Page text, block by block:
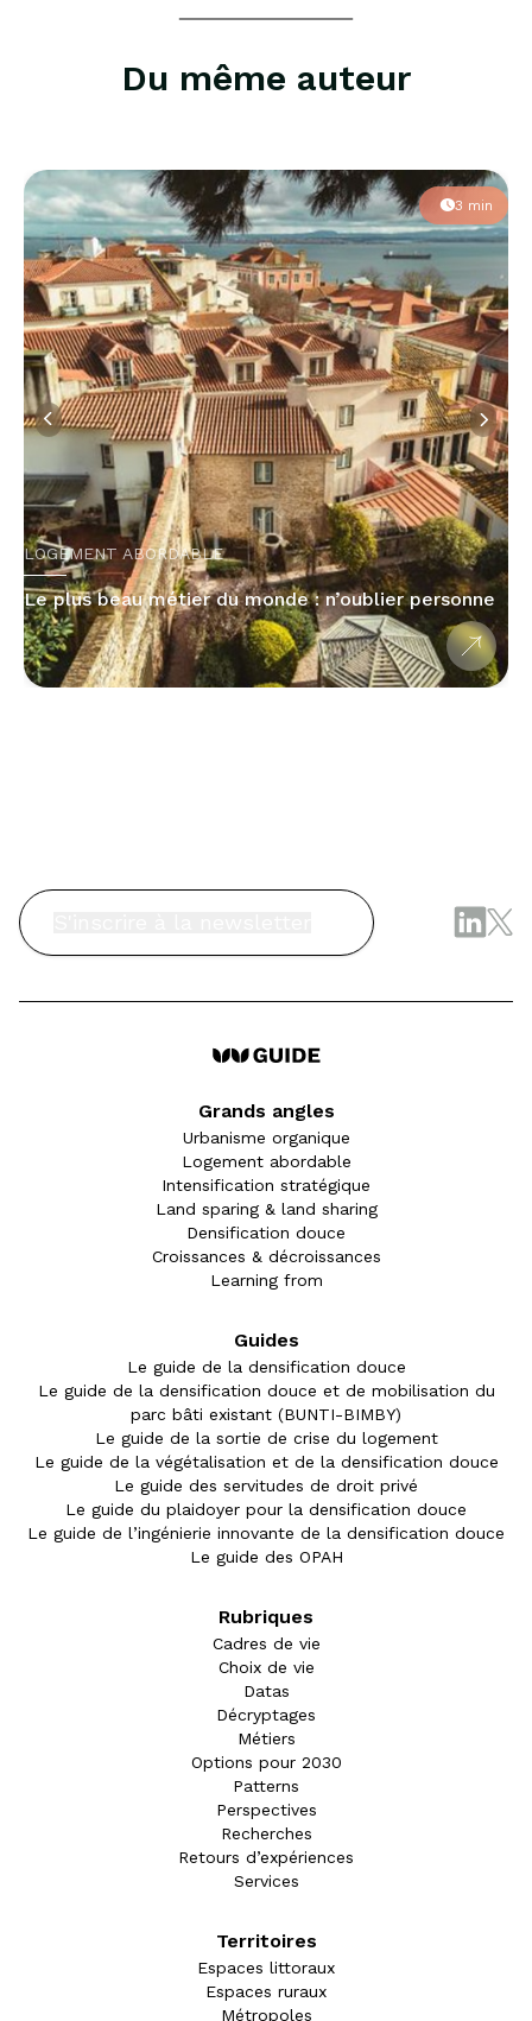
Du même auteur
3 min
LOGEMENT ABORDABLE
Le plus beau métier du monde : n’oublier personne
Grands angles
Urbanisme organique
Logement abordable
Intensification stratégique
Land sparing & land sharing
Densification douce
Croissances & décroissances
Learning from
Guides
Le guide de la densification douce
Le guide de la densification douce et de mobilisation du
parc bâti existant (BUNTI-BIMBY)
Le guide de la sortie de crise du logement
Le guide de la végétalisation et de la densification douce
Le guide des servitudes de droit privé
Le guide du plaidoyer pour la densification douce
Le guide de l’ingénierie innovante de la densification douce
Le guide des OPAH
Rubriques
Cadres de vie
Choix de vie
Datas
Décryptages
Métiers
Options pour 2030
Patterns
Perspectives
Recherches
Retours d’expériences
Services
Territoires
Espaces littoraux
Espaces ruraux
Métropoles